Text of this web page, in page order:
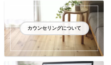
カウンセリングについて